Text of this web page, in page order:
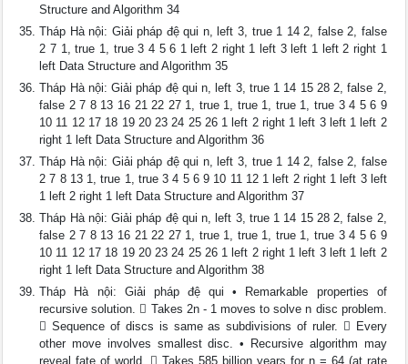
Structure and Algorithm 34
Tháp Hà nội: Giải pháp đệ qui n, left 3, true 1 14 2, false 2, false
2 7 1, true 1, true 3 4 5 6 1 left 2 right 1 left 3 left 1 left 2 right 1
left Data Structure and Algorithm 35
Tháp Hà nội: Giải pháp đệ qui n, left 3, true 1 14 15 28 2, false 2,
false 2 7 8 13 16 21 22 27 1, true 1, true 1, true 1, true 3 4 5 6 9
10 11 12 17 18 19 20 23 24 25 26 1 left 2 right 1 left 3 left 1 left 2
right 1 left Data Structure and Algorithm 36
Tháp Hà nội: Giải pháp đệ qui n, left 3, true 1 14 2, false 2, false
2 7 8 13 1, true 1, true 3 4 5 6 9 10 11 12 1 left 2 right 1 left 3 left
1 left 2 right 1 left Data Structure and Algorithm 37
Tháp Hà nội: Giải pháp đệ qui n, left 3, true 1 14 15 28 2, false 2,
false 2 7 8 13 16 21 22 27 1, true 1, true 1, true 1, true 3 4 5 6 9
10 11 12 17 18 19 20 23 24 25 26 1 left 2 right 1 left 3 left 1 left 2
right 1 left Data Structure and Algorithm 38
Tháp Hà nội: Giải pháp đệ qui • Remarkable properties of
recursive solution.  Takes 2n - 1 moves to solve n disc problem.
 Sequence of discs is same as subdivisions of ruler.  Every
other move involves smallest disc. • Recursive algorithm may
reveal fate of world.  Takes 585 billion years for n = 64 (at rate